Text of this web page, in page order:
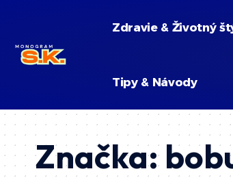
Zdravie & Životný
Tipy & Návody
Značka: